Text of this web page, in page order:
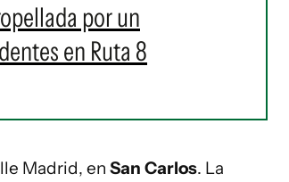
por un
en Ruta 8
Madrid, en San Carlos. La